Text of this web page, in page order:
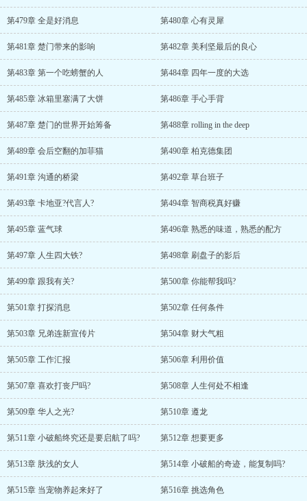
第479章 全是好消息 第480章 心有灵犀
第481章 楚门带来的影响 第482章 美利坚最后的良心
第483章 第一个吃螃蟹的人 第484章 四年一度的大选
第485章 冰箱里塞满了大饼 第486章 手心手背
第487章 楚门的世界开始筹备 第488章 rolling in the deep
第489章 会后空翻的加菲猫 第490章 柏克德集团
第491章 沟通的桥梁 第492章 草台班子
第493章 卡地亚?代言人? 第494章 智商税真好赚
第495章 蓝气球 第496章 熟悉的味道，熟悉的配方
第497章 人生四大铁? 第498章 刷盘子的影后
第499章 跟我有关? 第500章 你能帮我吗?
第501章 打探消息 第502章 任何条件
第503章 兄弟连新宣传片 第504章 财大气粗
第505章 工作汇报 第506章 利用价值
第507章 喜欢打丧尸吗? 第508章 人生何处不相逢
第509章 华人之光? 第510章 遵龙
第511章 小破船终究还是要启航了吗? 第512章 想要更多
第513章 肤浅的女人 第514章 小破船的奇迹，能复制吗?
第515章 当宠物养起来好了 第516章 挑选角色